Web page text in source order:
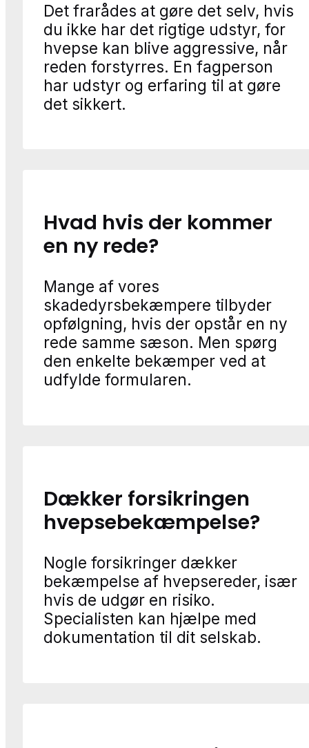
Det frarådes at gøre det selv, hvis
du ikke har det rigtige udstyr, for
hvepse kan blive aggressive, når
reden forstyrres. En fagperson
har udstyr og erfaring til at gøre
det sikkert.
Hvad hvis der kommer
en ny rede?
Mange af vores
skadedyrsbekæmpere tilbyder
opfølgning, hvis der opstår en ny
rede samme sæson. Men spørg
den enkelte bekæmper ved at
udfylde formularen.
Dækker forsikringen
hvepsebekæmpelse?
Nogle forsikringer dækker
bekæmpelse af hvepsereder, især
hvis de udgør en risiko.
Specialisten kan hjælpe med
dokumentation til dit selskab.